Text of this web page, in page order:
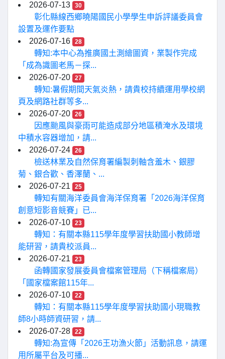
2026-07-13 30
彰化縣線西鄉曉陽國民小學學生申訴評議委員會
設置及運作要點
2026-07-16
28
轉知:本中心為推廣國土測繪圖資，業製作完成
「成為識圖老馬－探...
2026-07-20
27
轉知:暑假期間天氣炎熱，請貴校持續運用學校網
頁及網路社群等多...
2026-07-20
26
因應颱風與豪雨可能造成部分地區積淹水及環境
中積水容器增加，請...
2026-07-24
26
檢送林業及自然保育署編製刺軸含羞木、銀膠
菊、銀合歡、香澤蘭、...
2026-07-21
25
轉知有關海洋委員會海洋保育署「2026海洋保育
創意短影音競賽」已...
2026-07-10
23
轉知：有關本縣115學年度學習扶助國小教師增
能研習，請貴校派員...
2026-07-21
23
函轉國家發展委員會檔案管理局（下稱檔案局）
「國家檔案館115年...
2026-07-10
22
轉知：有關本縣115學年度學習扶助國小現職教
師8小時師資研習，請...
2026-07-28
22
轉知:為宣傳「2026王功漁火節」活動訊息，請運
用所屬平台及可播...